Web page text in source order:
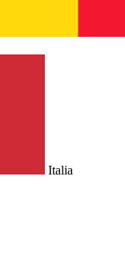
Italia